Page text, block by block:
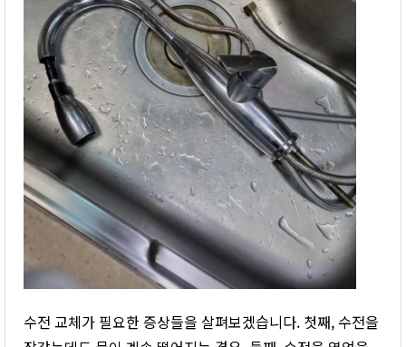
수전 교체가 필요한 증상들을 살펴보겠습니다. 첫째, 수전을